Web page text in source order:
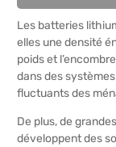
Les batteries
elles une densité
poids et
dans des
fluctuants des
De plus, de
développent des